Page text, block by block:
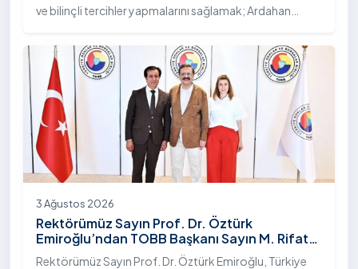
ve bilinçli tercihler yapmalarını sağlamak; Ardahan
çeşitliliğini ve nitelikli imkânlarını aktarmak üzere Ülke TV
ekranlarında yayımlanan "Genç Vizyon" programına
canlı yayın konuğu olarak katıldı.
3 Ağustos 2026
Rektörümüz Sayın Prof. Dr. Öztürk
Emiroğlu’ndan TOBB Başkanı Sayın M. Rifat
Hisarcıklıoğlu’na Ziyaret
Rektörümüz Sayın Prof. Dr. Öztürk Emiroğlu, Türkiye